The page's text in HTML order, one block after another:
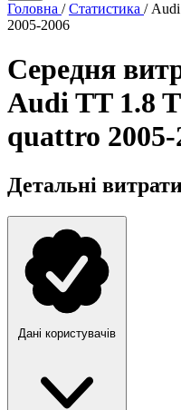
Головна / Статистика /
2005-2006
Середня
Audi TT 1.8
quattro 2005-
Детальні
Дані користувачів